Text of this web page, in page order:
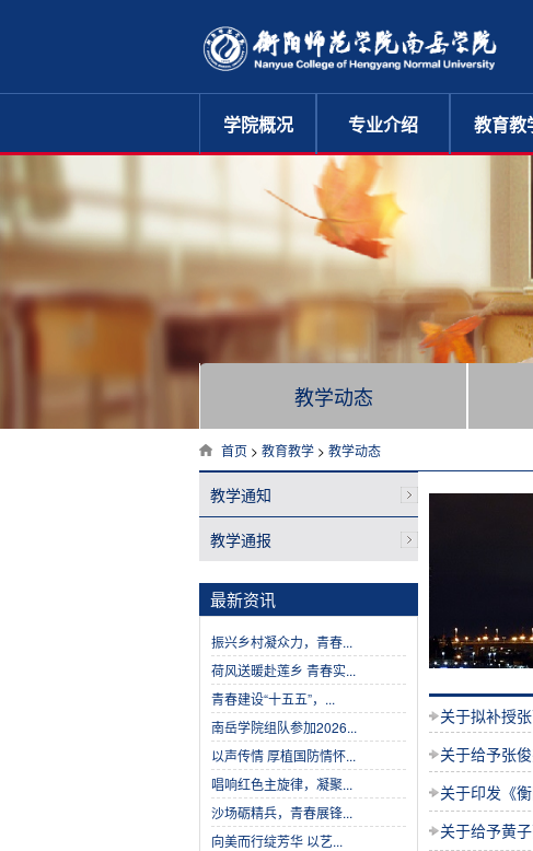
学院概况
学院机构
学院风采
专业介绍
汉语言文学
商务英语
地理科学
历史学
音乐学
计算机科学与技术
美术学 体育教育
国际贸易与经济 经济学
数学与应用数学
化学
物理学
电子信息工程
旅游管理
教育教
教学动态
人才培养
教学动态
首页 > 教育教学 > 教学动态
教学通知
教学通报
最新资讯
振兴乡村凝众力，青春...
荷风送暖赴莲乡 青春实...
青春建设“十五五”，...
南岳学院组队参加2026...
以声传情 厚植国防情怀...
唱响红色主旋律，凝聚...
沙场砺精兵，青春展锋...
向美而行绽芳华 以艺...
关于拟补授
关于给予张
关于印发《
关于给予黄